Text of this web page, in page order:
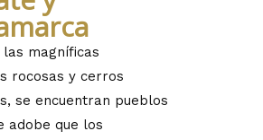
magníficas
rocosas y cerros
se encuentran pueblos
adobe que los